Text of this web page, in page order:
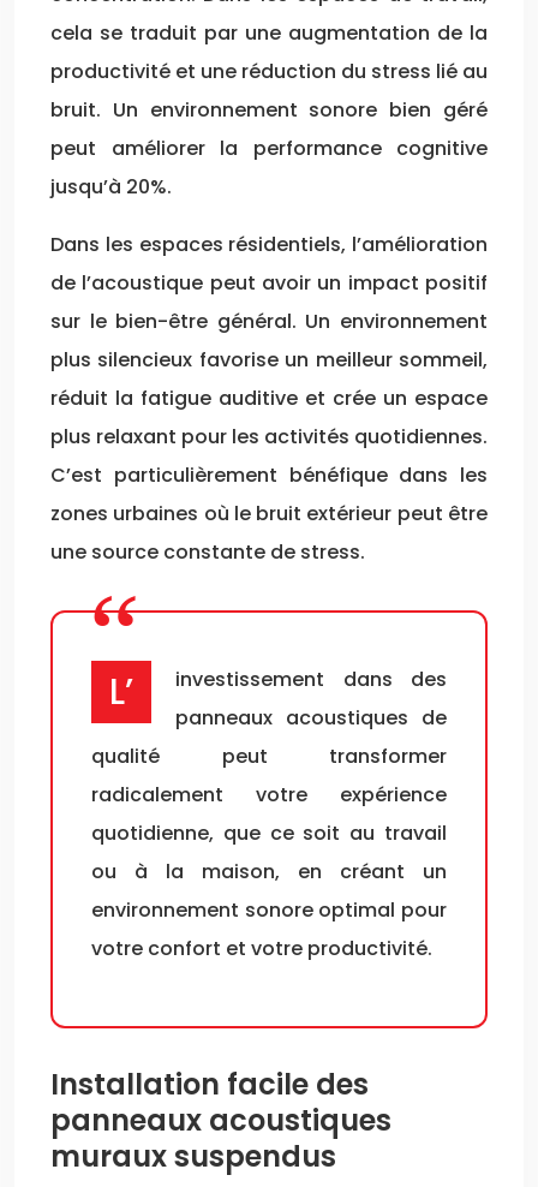
cela se traduit par une augmentation de la
productivité et une réduction du stress lié au
bruit. Un environnement sonore bien géré
peut améliorer la performance cognitive
jusqu’à 20%.
Dans les espaces résidentiels, l’amélioration
de l’acoustique peut avoir un impact positif
sur le bien-être général. Un environnement
plus silencieux favorise un meilleur sommeil,
réduit la fatigue auditive et crée un espace
plus relaxant pour les activités quotidiennes.
C’est particulièrement bénéfique dans les
zones urbaines où le bruit extérieur peut être
une source constante de stress.
L’investissement dans des
panneaux acoustiques de
qualité peut transformer
radicalement votre expérience
quotidienne, que ce soit au travail
ou à la maison, en créant un
environnement sonore optimal pour
votre confort et votre productivité.
Installation facile des
panneaux acoustiques
muraux suspendus